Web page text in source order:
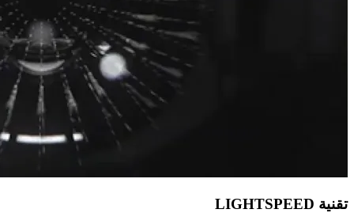
تقنية LIGHTSPEED